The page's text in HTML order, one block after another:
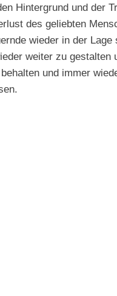
Hintergrund und der
des geliebten
wieder in der Lage
weiter zu gestalten
und immer